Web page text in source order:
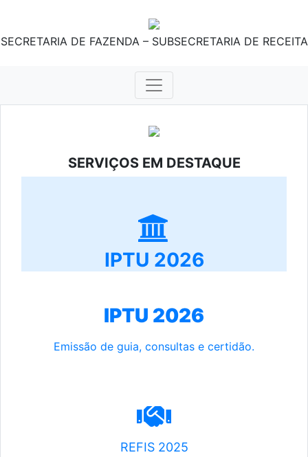
SECRETARIA DE FAZENDA – SUBSECRETARIA DE RECEITA
SERVIÇOS EM DESTAQUE
IPTU 2026
IPTU 2026
Emissão de guia, consultas e certidão.
REFIS 2025